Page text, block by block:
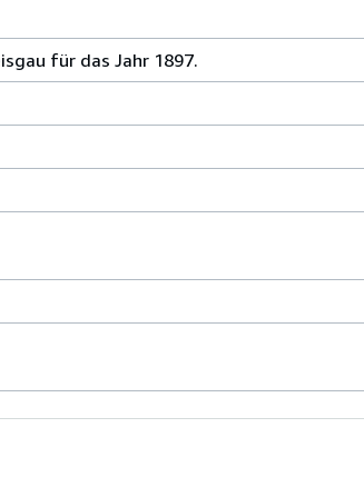
für das Jahr 1897.